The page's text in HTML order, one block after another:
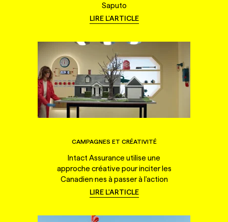
Saputo
LIRE L'ARTICLE
CAMPAGNES ET CRÉATIVITÉ
Intact Assurance utilise une
approche créative pour inciter les
Canadien·nes à passer à l'action
LIRE L'ARTICLE